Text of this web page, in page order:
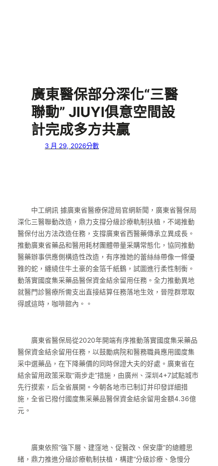
廣東醫保部分深化“三醫
聯動” JIUYI俱意空間設
計完成多方共贏
3 月 29, 2026分數
中工網訊 據廣東省醫療保證局官網新聞，廣東省醫保局
深化三醫聯動改造，鼎力支撐分級診療軌制扶植，不竭推動
醫保付出方法改造任務，支撐廣東省西醫藥傳承立異成長。
推動廣東省藥品和醫用耗材團體帶量采購常態化，協同推動
醫藥辦事供應側構造性改造，有序推她的蕾絲絲帶像一條優
雅的蛇，纏繞住牛土豪的金箔千紙鶴，試圖進行柔性制衡。
動落實國度集采藥品醫保資金結余留用任務。全力推動異地
就醫門診醫療所需支出直接結算任務落地生效，晉陞群眾取
得感這時，咖啡館內。。
廣東省醫保局從2020年開端有序推動落實國度集采藥品
醫保資金結余留用任務，以鼓勵病院和醫務職員應用國度集
采中選藥品，在下降藥價的同時保證大夫的好處。廣東省在
結余留用政策采取“兩步走”措施，由廣州、深圳4+7試點城市
先行摸索，后全省展開。今朝各地市已制訂并印發詳細措
施，全省已撥付國度集采藥品醫保資金結余留用金額4.36億
元。
廣東依照“強下層、建窪地、促醫改、保安康”的總體思
緒，鼎力推進分級診療軌制扶植，構建“分級診療、急慢分